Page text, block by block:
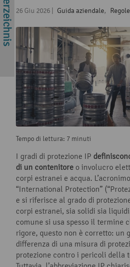
26 Giu 2026 Guida aziendale,
Tempo di lettura: 7 minuti
I gradi di protezione IP
di un contenitore o involucro
corpi estranei e acqua.
“International Protection”
e si riferisce al grado di
corpi estranei, sia solidi sia
comune si usa spesso il termine
rigore, questo non è corretto: un
differenza di una misura di
protezione contro i pericoli della